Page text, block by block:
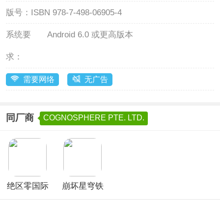
版号： ISBN 978-7-498-06905-4
系统要
求：
Android 6.0 或更高版本
需要网络 无广告
同厂商 COGNOSPHERE PTE. LTD.
绝区零国际
崩坏星穹铁